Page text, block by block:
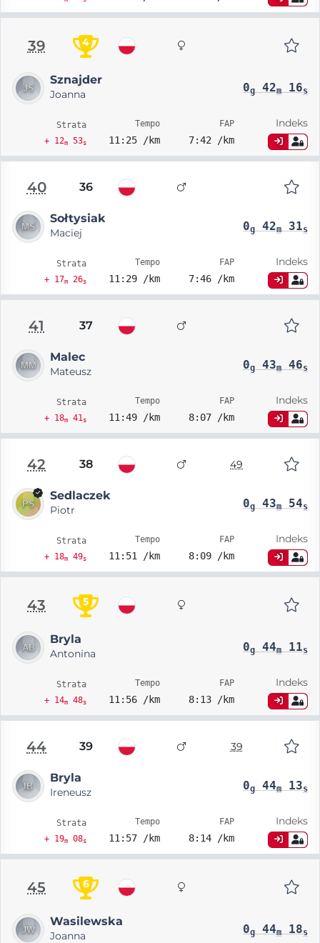
39 4
Sznajder
Joanna 0g42m16s
Strata
+ 12m53s
Tempo
11:25 /km
FAP
7:42 /km
Indeks
40 36
Sołtysiak
Maciej 0g42m31s
Strata
+ 17m26s
Tempo
11:29 /km
FAP
7:46 /km
Indeks
41 37
Malec
Mateusz 0g43m46s
Strata
+ 18m41s
Tempo
11:49 /km
FAP
8:07 /km
Indeks
42 38 49
Sedlaczek
Piotr 0g43m54s
Strata
+ 18m49s
Tempo
11:51 /km
FAP
8:09 /km
Indeks
43 5
Bryla
Antonina 0g44m11s
Strata
+ 14m48s
Tempo
11:56 /km
FAP
8:13 /km
Indeks
44 39 39
Bryla
Ireneusz 0g44m13s
Strata
+ 19m08s
Tempo
11:57 /km
FAP
8:14 /km
Indeks
45 6
Wasilewska
Joanna 0g44m18s